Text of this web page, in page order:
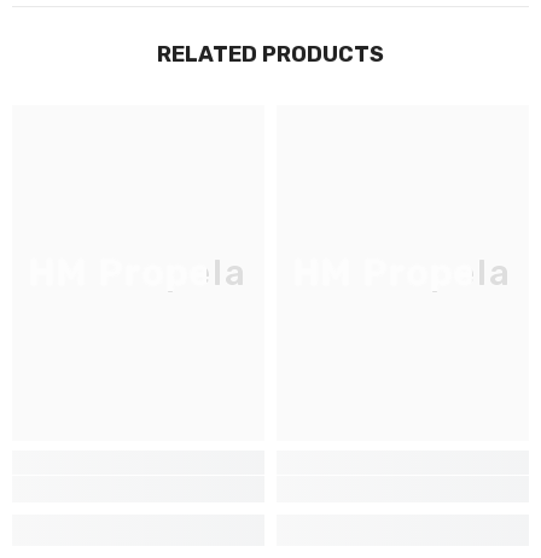
RELATED PRODUCTS
HM Propela HM Propela
réservées aux initiés